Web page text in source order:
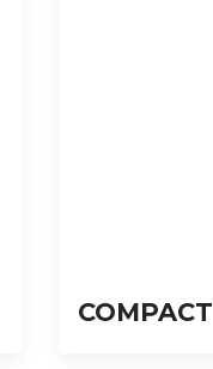
COMPACT